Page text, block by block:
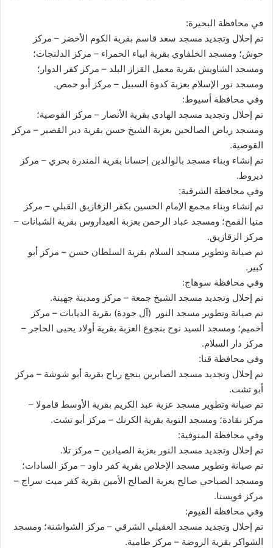
في محافظة البحيرة:
تم إحلال وتجديد مسجد سعد قاسم بقرية الكوم الأخضر – مركز
حوش؛ ومسجد الخلفاوي بقرية ابياء الحمراء – مركز الدلنجات؛
ومسجد الشاويش بقرية معمل القزاز البلد – مركز كفر الدوار؛
ومسجد نور الإسلام بعزبة كدوة السبيل – مركز أبو حمص.
وفي محافظة أسيوط:
تم إحلال وتجديد مسجد الهادي بقرية الأنصار – مركز القوصية؛
ومسجد رياض الصالحين بعزبة الشيخ حسن بقرية دير القصير – مركز
القوصية.
تم إنشاء وبناء مسجد بالوالدين إحسانا بقرية المندرة بحري – مركز
ديروط.
وفي محافظة الشرقية:
تم إنشاء وبناء مجمع الإمام الحسين بكفر الزقازيق القبلي – مركز
منيا القمح؛ ومسجد عباد الرحمن بعزبة العيداروس بقرية الشبانات –
مركز الزقازيق.
تم صيانة وتطوير مسجد السلام بقرية السلطان حسن – مركز أبو
كبير.
وفي محافظة سوهاج:
تم إحلال وتجديد مسجد الشيخ جمعة – مركز ومدينة جهينة.
تم صيانة وتطوير مسجد النور (آل جودة) بقرية الديابات – مركز
أخميم؛ ومسجد السيد نوح بنجوع العزبة بقرية أولاد يحيى الحاجر –
مركز دار السلام.
وفي محافظة قنا:
تم إحلال وتجديد مسجد الصابرين بنجع رياح بقرية أبو شوشة – مركز
أبو تشت.
تم صيانة وتطوير مسجد عزبة عبد الكريم بقرية الأوسط قامولا –
مركز نقادة؛ ومسجد التوبة بقرية الكرنك – مركز أبو تشت.
وفي محافظة المنوفية:
تم إحلال وتجديد مسجد النور بعزبة الصيادين – مركز تلا.
تم صيانة وتطوير مسجد الإخلاص بقرية كفر داود – مركز السادات؛
ومسجد الصباحي صالح بعزبة الصالح الأمين بقرية كفر ميت سراج –
مركز قويسنا.
وفي محافظة الفيوم:
تم إحلال وتجديد مسجد العقيلي الشرقي – مركز الشواشنة؛ ومسجد
الشواكر بقرية الروضة – مركز طامية.